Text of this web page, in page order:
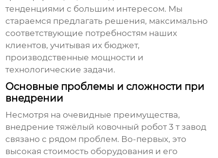
тенденциями с большим интересом. Мы
стараемся предлагать решения, максимально
соответствующие потребностям наших
клиентов, учитывая их бюджет,
производственные мощности и
технологические задачи.
Основные проблемы и сложности при
внедрении
Несмотря на очевидные преимущества,
внедрениетяжёлый ковочный робот 3 т завод
связано с рядом проблем. Во-первых, это
высокая стоимость оборудования и его